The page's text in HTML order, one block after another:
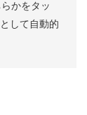
かをタッ
して自動的